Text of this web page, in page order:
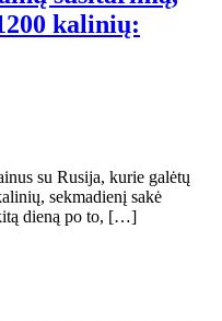
kalinių:
su Rusija, kurie galėtų
sekmadienį sakė
dieną po to, […]